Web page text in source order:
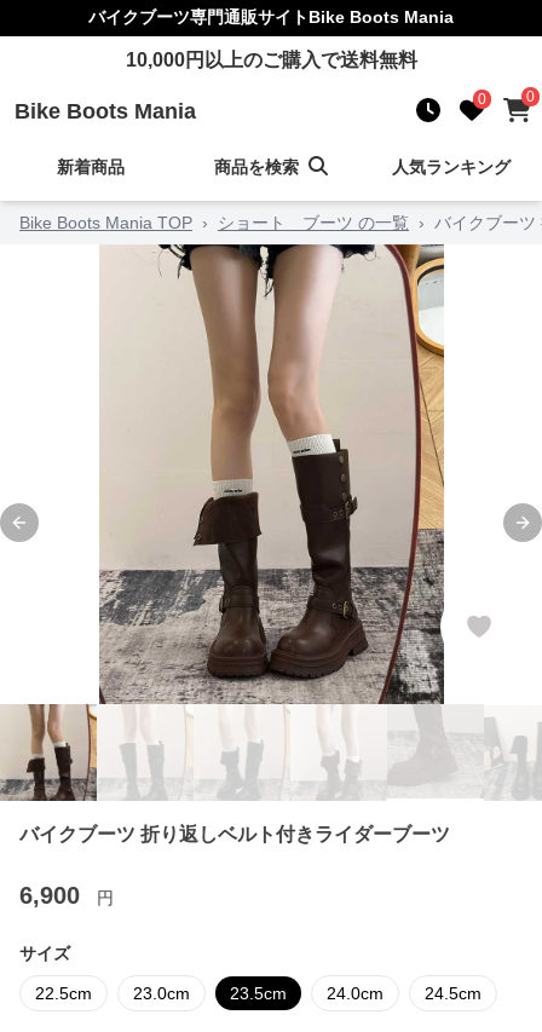
バイクブーツ専門通販サイトBike Boots Mania
10,000円以上のご購入で送料無料
Bike Boots Mania 0 0
新着商品 商品を検索 人気ランキング
Bike Boots Mania TOP › ショート ブーツ の一覧 › バイクブーツ
Previous slide
バイクブーツ 折り返しベルト付きライダーブーツ
6,900 円
サイズ
22.5cm 23.0cm 23.5cm 24.0cm 24.5cm